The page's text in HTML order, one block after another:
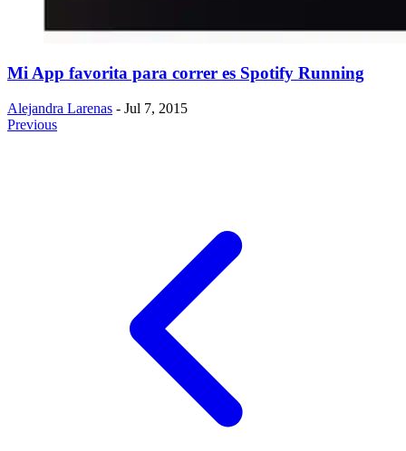
Mi App favorita para correr es Spotify Running
Alejandra Larenas - Jul 7, 2015
Previous